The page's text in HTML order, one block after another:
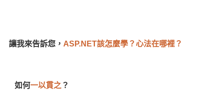
讓我來告訴您， ASP.NET該怎麼學？心法在哪裡？
如何一以貫之 ？